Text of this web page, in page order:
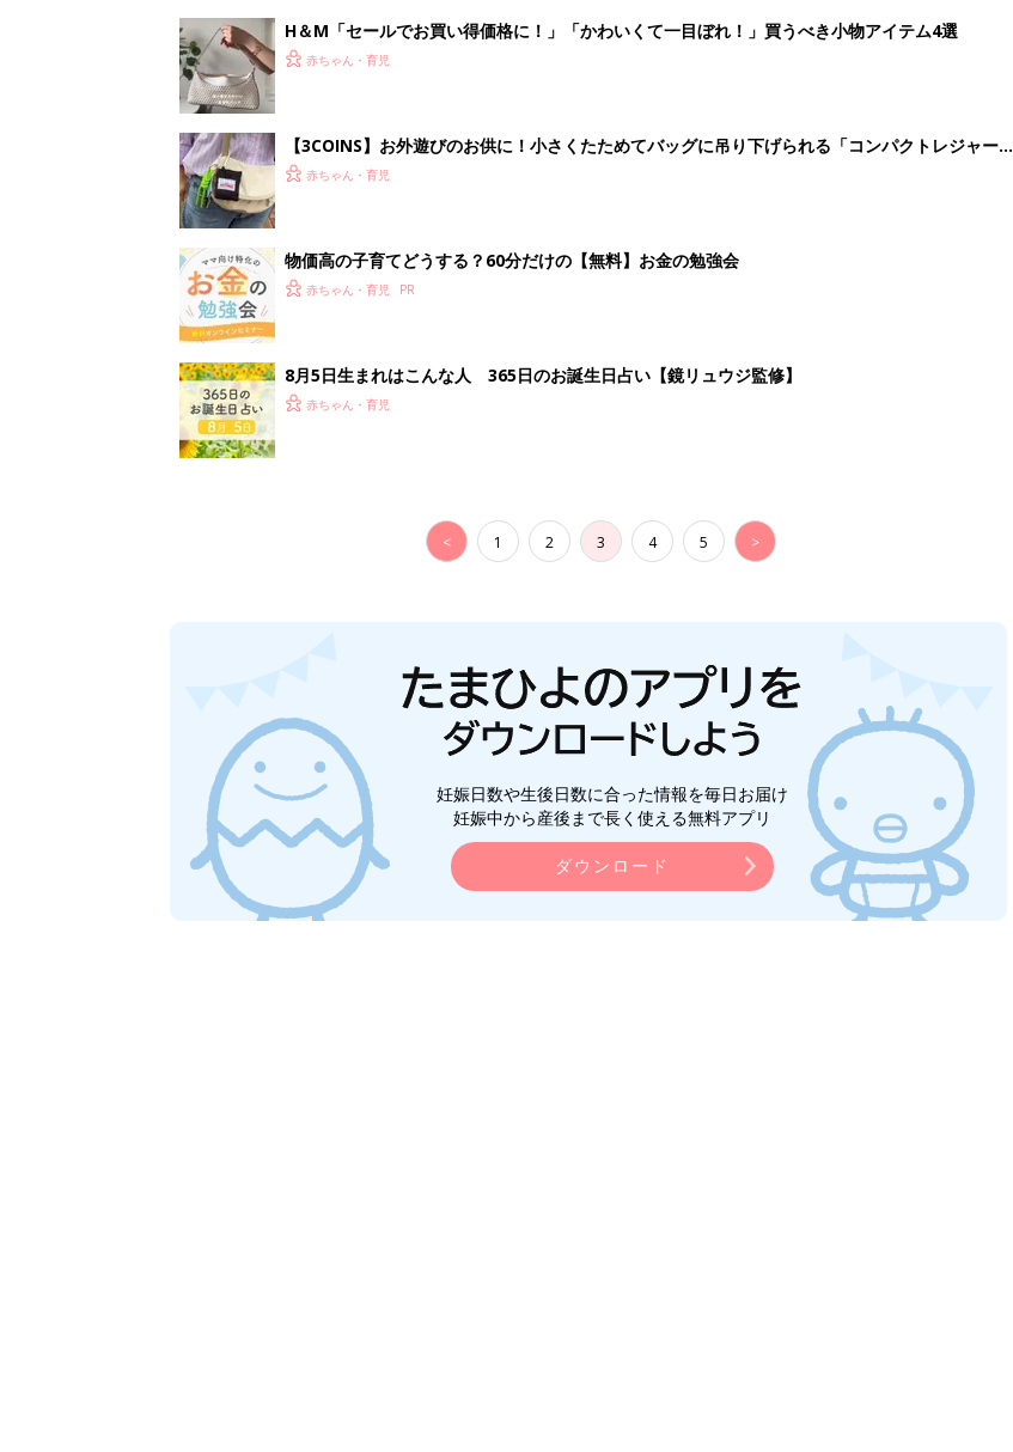
H＆М「セールでお買い得価格に！」「かわいくて一目ぼれ！」買うべき小物アイテム4選
赤ちゃん・育児
【3COINS】お外遊びのお供に！小さくたためてバッグに吊り下げられる「コンパクトレジャーシ
ート」
赤ちゃん・育児
物価高の子育てどうする？60分だけの【無料】お金の勉強会
赤ちゃん・育児
8月5日生まれはこんな人 365日のお誕生日占い【鏡リュウジ監修】
赤ちゃん・育児
< 1 2 3 4 5 >
妊娠日数や生後日数に合った情報を毎日お届け
妊娠中から産後まで長く使える無料アプリ
ダウンロード